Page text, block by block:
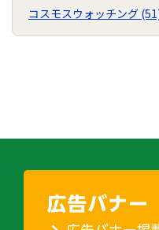
コスモスウォッチング